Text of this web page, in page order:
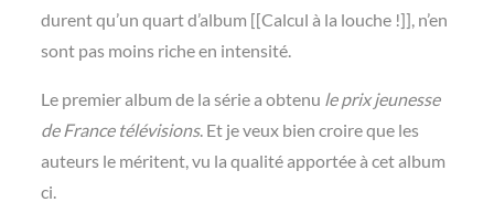
durent qu’un quart d’album [[Calcul à la louche !]], n’en
sont pas moins riche en intensité.
Le premier album de la série a obtenu le prix jeunesse
de France télévisions. Et je veux bien croire que les
auteurs le méritent, vu la qualité apportée à cet album
ci.